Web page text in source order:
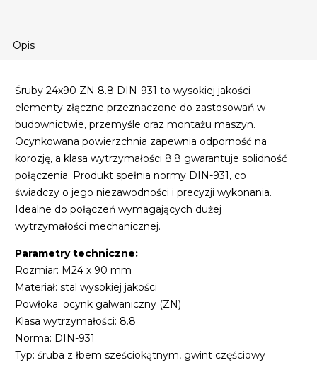
Opis
Śruby 24x90 ZN 8.8 DIN-931 to wysokiej jakości
elementy złączne przeznaczone do zastosowań w
budownictwie, przemyśle oraz montażu maszyn.
Ocynkowana powierzchnia zapewnia odporność na
korozję, a klasa wytrzymałości 8.8 gwarantuje solidność
połączenia. Produkt spełnia normy DIN-931, co
świadczy o jego niezawodności i precyzji wykonania.
Idealne do połączeń wymagających dużej
wytrzymałości mechanicznej.
Parametry techniczne:
Rozmiar: M24 x 90 mm
Materiał: stal wysokiej jakości
Powłoka: ocynk galwaniczny (ZN)
Klasa wytrzymałości: 8.8
Norma: DIN-931
Typ: śruba z łbem sześciokątnym, gwint częściowy